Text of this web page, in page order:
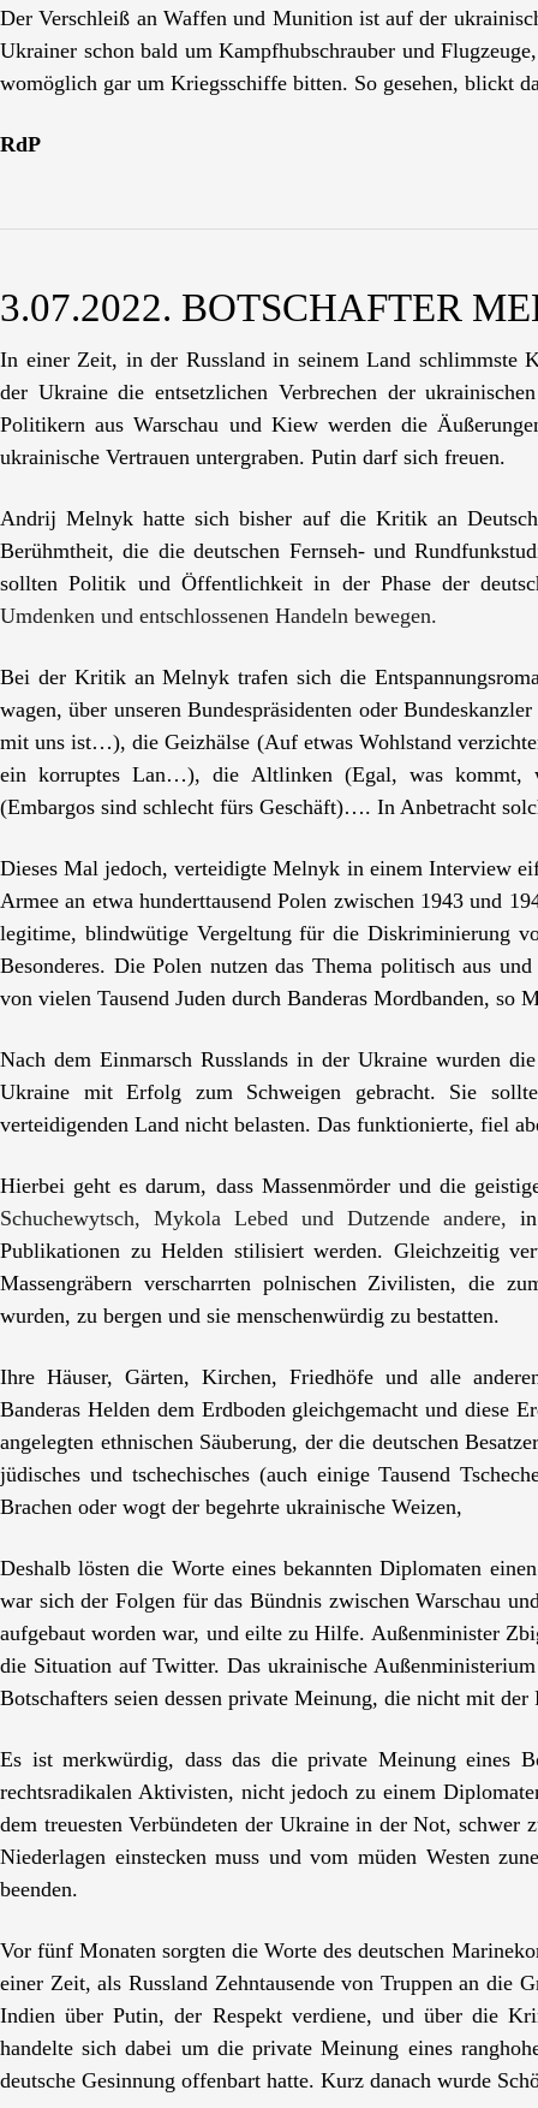
Der Verschleiß an Waffen und Munition ist auf der
Ukrainer schon bald um Kampfhubschrauber und
womöglich gar um Kriegsschiffe bitten. So gesehen, blickt
RdP
3.07.2022. BOTSCHAFTER
In einer Zeit, in der Russland in seinem Land schlimmste
der Ukraine die entsetzlichen Verbrechen der
Politikern aus Warschau und Kiew werden die
ukrainische Vertrauen untergraben. Putin darf sich freuen.
Andrij Melnyk hatte sich bisher auf die Kritik an
Berühmtheit, die die deutschen Fernseh- und
sollten Politik und Öffentlichkeit in der Phase der
Umdenken und entschlossenen Handeln bewegen.
Bei der Kritik an Melnyk trafen sich die
wagen, über unseren Bundespräsidenten oder
mit uns ist…), die Geizhälse (Auf etwas Wohlstand
ein korruptes Lan…), die Altlinken (Egal, was kommt,
(Embargos sind schlecht fürs Geschäft)…. In Anbetracht
Dieses Mal jedoch, verteidigte Melnyk in einem Interview
Armee an etwa hunderttausend Polen zwischen 1943 und
legitime, blindwütige Vergeltung für die Diskriminierung
Besonderes. Die Polen nutzen das Thema politisch aus
von vielen Tausend Juden durch Banderas Mordbanden, so
Nach dem Einmarsch Russlands in der Ukraine wurden
Ukraine mit Erfolg zum Schweigen gebracht. Sie
verteidigenden Land nicht belasten. Das funktionierte, fiel
Hierbei geht es darum, dass Massenmörder und die
Schuchewytsch, Mykola Lebed und Dutzende andere,
Publikationen zu Helden stilisiert werden. Gleichzeitig
Massengräbern verscharrten polnischen Zivilisten, die
wurden, zu bergen und sie menschenwürdig zu bestatten.
Ihre Häuser, Gärten, Kirchen, Friedhöfe und alle
Banderas Helden dem Erdboden gleichgemacht und diese
angelegten ethnischen Säuberung, der die deutschen
jüdisches und tschechisches (auch einige Tausend
Brachen oder wogt der begehrte ukrainische Weizen,
Deshalb lösten die Worte eines bekannten Diplomaten
war sich der Folgen für das Bündnis zwischen Warschau
aufgebaut worden war, und eilte zu Hilfe. Außenminister
die Situation auf Twitter. Das ukrainische
Botschafters seien dessen private Meinung, die nicht mit
Es ist merkwürdig, dass das die private Meinung eines
rechtsradikalen Aktivisten, nicht jedoch zu einem
dem treuesten Verbündeten der Ukraine in der Not, schwer
Niederlagen einstecken muss und vom müden Westen
beenden.
Vor fünf Monaten sorgten die Worte des deutschen
einer Zeit, als Russland Zehntausende von Truppen an die
Indien über Putin, der Respekt verdiene, und über die
handelte sich dabei um die private Meinung eines
deutsche Gesinnung offenbart hatte. Kurz danach wurde